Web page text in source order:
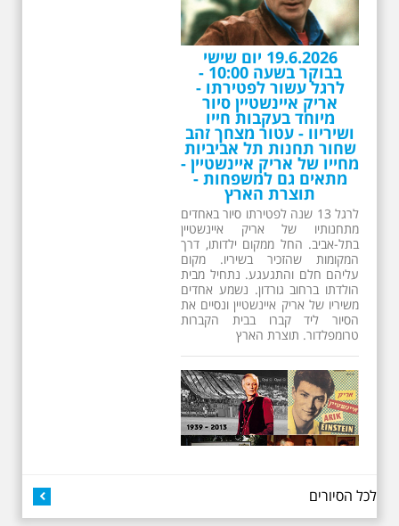
19.6.2026 יום שישי
בבוקר בשעה 10:00 -
לרגל עשור לפטירתו -
אריק איינשטיין סיור
מיוחד בעקבות חייו
ושיריוו - עטור מצחך זהב
שחור תחנות תל אביביות
מחייו של אריק איינשטיין -
מתאים גם למשפחות -
תוצרת הארץ
לרגל 13 שנה לפטירתו סיור באחדים
מתחנותיו של אריק איינשטיין
בתל-אביב. החל ממקום ילדותו, דרך
המקומות שהזכיר בשיריו. מקום
עליהם חלם והתגעגע. נתחיל מבית
הולדתו ברחוב גורדון. נשמע אחדים
משיריו של אריק איינשטיין ונסיים את
הסיור ליד קברו בבית הקברות
טרומפלדור. תוצרת הארץ
לכל הסיורים